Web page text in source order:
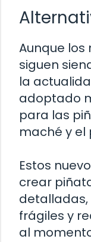
Aunque
siguen
la
adoptado
para las
maché y el
Estos
crear
frágiles y
al